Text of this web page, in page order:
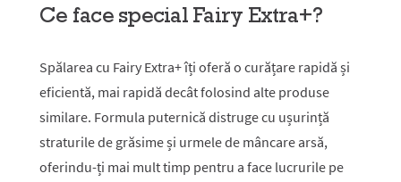
Ce face special Fairy Extra+?
Spălarea cu Fairy Extra+ îți oferă o curățare rapidă și
eficientă, mai rapidă decât folosind alte produse
similare. Formula puternică distruge cu ușurință
straturile de grăsime și urmele de mâncare arsă,
oferindu-ți mai mult timp pentru a face lucrurile pe